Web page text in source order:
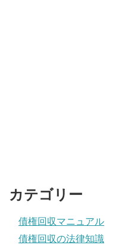
カテゴリー
債権回収マニュアル
債権回収の法律知識